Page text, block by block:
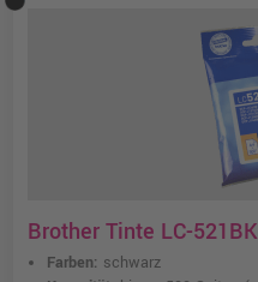
Brother Tinte LC-
Farben: schwarz